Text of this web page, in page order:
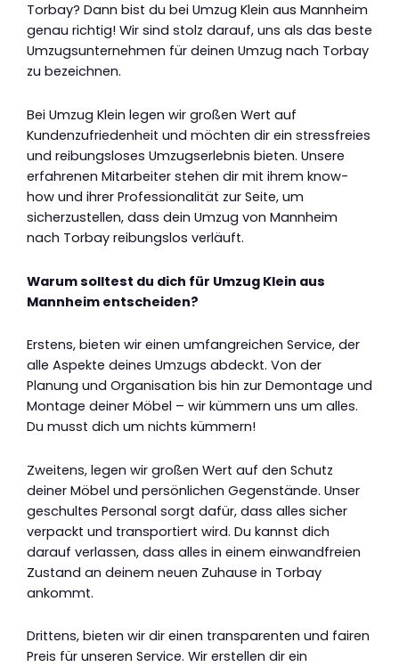
Torbay? Dann bist du bei Umzug Klein aus Mannheim
genau richtig! Wir sind stolz darauf, uns als das beste
Umzugsunternehmen für deinen Umzug nach Torbay
zu bezeichnen.
Bei Umzug Klein legen wir großen Wert auf
Kundenzufriedenheit und möchten dir ein stressfreies
und reibungsloses Umzugserlebnis bieten. Unsere
erfahrenen Mitarbeiter stehen dir mit ihrem know-
how und ihrer Professionalität zur Seite, um
sicherzustellen, dass dein Umzug von Mannheim
nach Torbay reibungslos verläuft.
Warum solltest du dich für Umzug Klein aus
Mannheim entscheiden?
Erstens, bieten wir einen umfangreichen Service, der
alle Aspekte deines Umzugs abdeckt. Von der
Planung und Organisation bis hin zur Demontage und
Montage deiner Möbel – wir kümmern uns um alles.
Du musst dich um nichts kümmern!
Zweitens, legen wir großen Wert auf den Schutz
deiner Möbel und persönlichen Gegenstände. Unser
geschultes Personal sorgt dafür, dass alles sicher
verpackt und transportiert wird. Du kannst dich
darauf verlassen, dass alles in einem einwandfreien
Zustand an deinem neuen Zuhause in Torbay
ankommt.
Drittens, bieten wir dir einen transparenten und fairen
Preis für unseren Service. Wir erstellen dir ein